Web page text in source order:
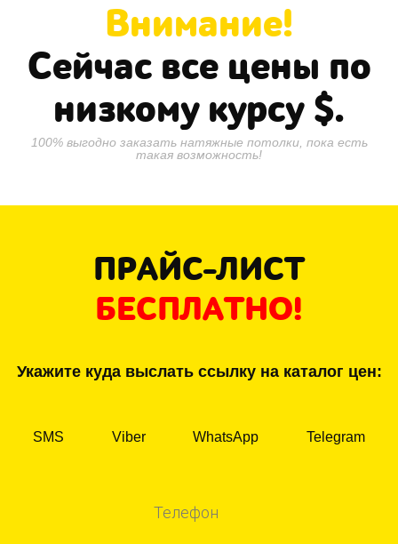
Внимание!
Сейчас все цены по
низкому курсу $.
100% выгодно заказать натяжные потолки, пока есть
такая возможность!
ПРАЙС-ЛИСТ
БЕСПЛАТНО!
Укажите куда выслать ссылку на каталог цен:
SMS Viber WhatsApp Telegram